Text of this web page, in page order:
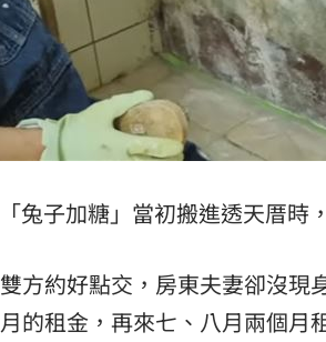
兔子加糖」當初搬進透天厝時
方約好點交，房東夫妻卻沒
的租金，再來七、八月兩個